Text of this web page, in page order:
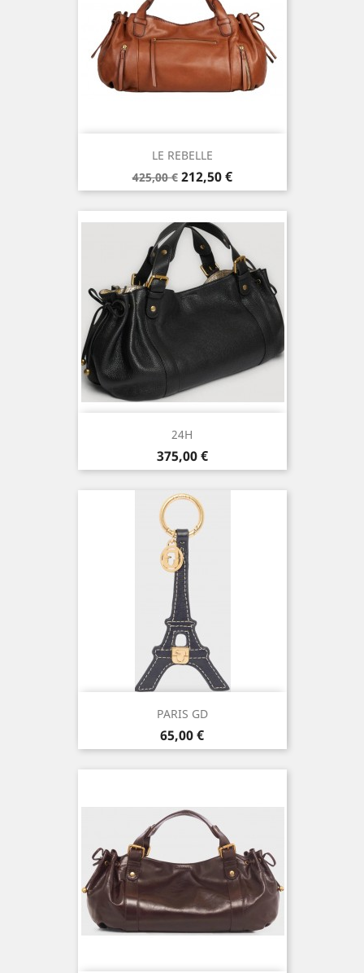
LE REBELLE
Prix
de
base
425,00 € Prix
212,50 €
24H
Prix
375,00 €
PARIS GD
Prix
65,00 €